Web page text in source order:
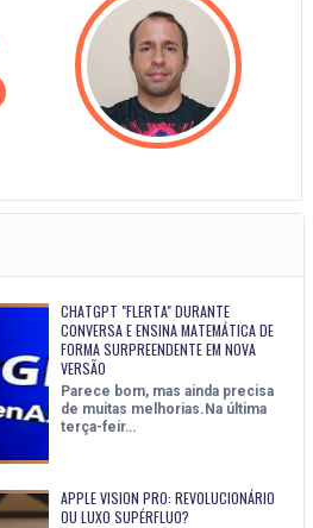
CHATGPT "FLERTA" DURANTE
CONVERSA E ENSINA MATEMÁTICA DE
FORMA SURPREENDENTE EM NOVA
VERSÃO
Parece bom, mas ainda precisa
de muitas melhorias.Na última
terça-feir…
APPLE VISION PRO: REVOLUCIONÁRIO
OU LUXO SUPÉRFLUO?